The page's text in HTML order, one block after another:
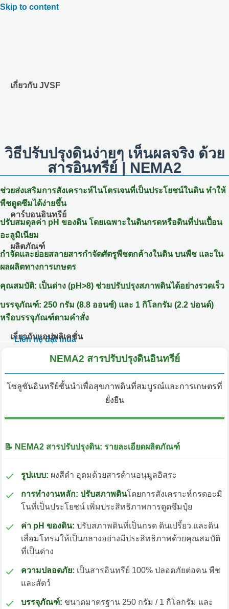
Skip to content
เกี่ยวกับ JVSF
คาร์บอนอินทรีย์
ผลิตภัณฑ์
เกี่ยวกับแอปพลิเคชั่น
วิธีปรับปรุงดินง่ายๆ เห็นผลจริง ด้วย
สารอินทรีย์ | NEMA2
ช่วยส่งเสริมการสังเคราะห์ไนโตรเจนที่เป็นประโยชน์ในดิน ทำให้
พืชดูดซึมได้ง่ายขึ้น
ปรับสมดุลค่า pH ของดิน โดยเฉพาะในดินกรดหรือดินที่ปนเปื้อน
อะลูมิเนียม
กำจัดและย่อยสลายสารกำจัดศัตรูพืชตกค้างในดิน บนพืช และใน
ผลผลิตทางการเกษตร
คุณสมบัติ: เป็นด่าง (pH>8) ช่วยปรับปรุงสภาพดินได้อย่างรวดเร็ว
บรรจุภัณฑ์: 250 กรัม (8.8 ออนซ์) และ 1 กิโลกรัม (2.2 ปอนด์)
หรือบรรจุภัณฑ์ตามคำสั่ง
Liên hệ đặt mua
NEMA2 สารปรับปรุงดินอินทรีย์
โซลูชันอินทรีย์ชั้นนำเพื่อสุขภาพดินที่สมบูรณ์และการเกษตรที่
ยั่งยืน
📝 NEMA2 สารปรับปรุงดิน: รายละเอียดผลิตภัณฑ์
รูปแบบ: ผงสีดำ อุดมด้วยสารต้านอนุมูลอิสระ
การทำงานหลัก: ปรับสภาพดินโดยการสังเคราะห์กรดอะมิ
โนที่เป็นประโยชน์ เพิ่มประสิทธิภาพการดูดซึมปุ๋ย
ค่า pH ของดิน: ปรับสภาพดินที่เป็นกรด ดินเปรี้ยว และดิน
เสื่อมโทรมให้เป็นกลางอย่างมีประสิทธิภาพด้วยคุณสมบัติ
ที่เป็นด่าง
ความปลอดภัย: เป็นสารอินทรีย์ 100% ปลอดภัยต่อคน พืช
และสัตว์
บรรจุภัณฑ์: ขนาดมาตรฐาน 250 กรัม / 1 กิโลกรัม และ